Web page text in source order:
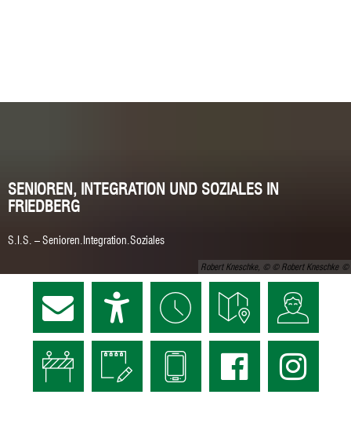
Robert Kneschke, © © Robert Kneschke
SENIOREN, INTEGRATION UND SOZIALES IN
FRIEDBERG
S.I.S. – Senioren.Integration.Soziales